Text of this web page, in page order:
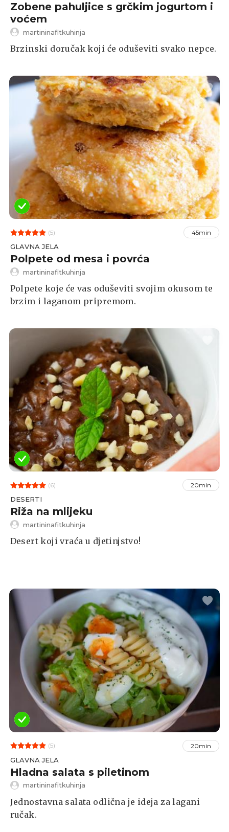
Zobene pahuljice s grčkim jogurtom i
voćem
martininafitkuhinja
Brzinski doručak koji će oduševiti svako nepce.
(5) 45min
GLAVNA JELA
Polpete od mesa i povrća
martininafitkuhinja
Polpete koje će vas oduševiti svojim okusom te
brzim i laganom pripremom.
(6) 20min
DESERTI
Riža na mlijeku
martininafitkuhinja
Desert koji vraća u djetinjstvo!
(5) 20min
GLAVNA JELA
Hladna salata s piletinom
martininafitkuhinja
Jednostavna salata odlična je ideja za lagani
ručak.